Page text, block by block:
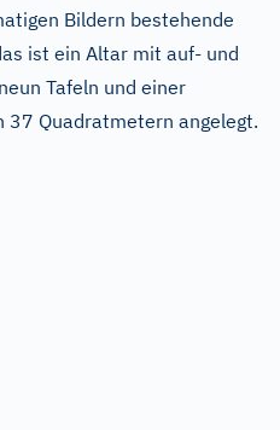
Bildern bestehende
ist ein Altar mit auf- und
Tafeln und einer
37 Quadratmetern angelegt.